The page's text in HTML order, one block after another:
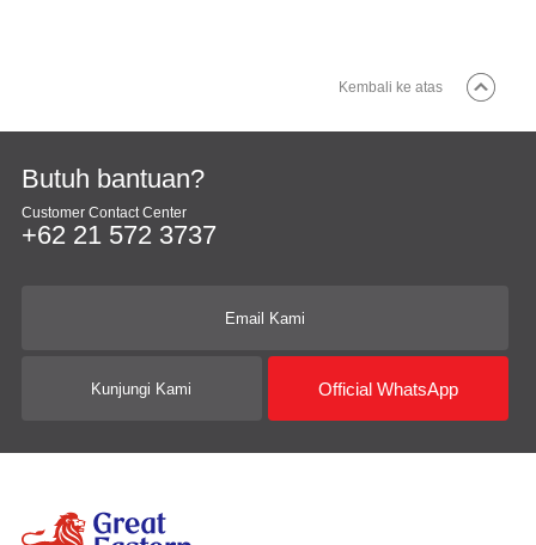
Kembali ke atas
Butuh bantuan?
Customer Contact Center
+62 21 572 3737
Email Kami
Kunjungi Kami Official WhatsApp